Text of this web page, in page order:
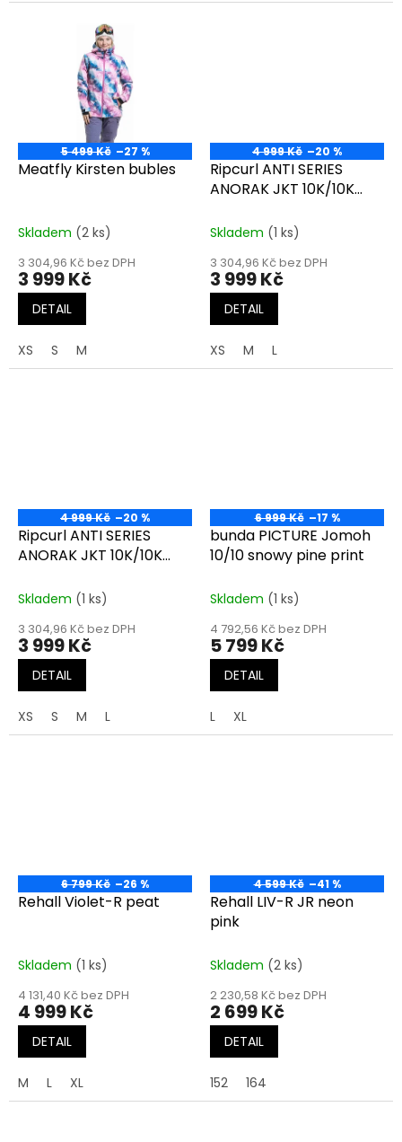
5 499 Kč –27 %
Meatfly Kirsten bubles
Skladem (2 ks)
3 304,96 Kč bez DPH
3 999 Kč
DETAIL
XS S M
4 999 Kč –20 %
Ripcurl ANTI SERIES
ANORAK JKT 10K/10K
Skladem (1 ks)
3 304,96 Kč bez DPH
3 999 Kč
DETAIL
XS M L
4 999 Kč –20 %
Ripcurl ANTI SERIES
ANORAK JKT 10K/10K
Skladem (1 ks)
3 304,96 Kč bez DPH
3 999 Kč
DETAIL
XS S M L
6 999 Kč –17 %
bunda PICTURE Jomoh
10/10 snowy pine print
Skladem (1 ks)
4 792,56 Kč bez DPH
5 799 Kč
DETAIL
L XL
6 799 Kč –26 %
Rehall Violet-R peat
Skladem (1 ks)
4 131,40 Kč bez DPH
4 999 Kč
DETAIL
M L XL
4 599 Kč –41 %
Rehall LIV-R JR neon
pink
Skladem (2 ks)
2 230,58 Kč bez DPH
2 699 Kč
DETAIL
152 164